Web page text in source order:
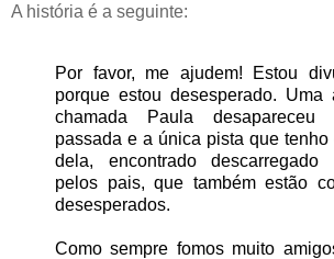
A história é a seguinte:
Por favor, me ajudem! Estou
porque estou desesperado. Uma
chamada Paula desapareceu
passada e a única pista que
dela, encontrado descarregado
pelos pais, que também estão
desesperados.
Como sempre fomos muito